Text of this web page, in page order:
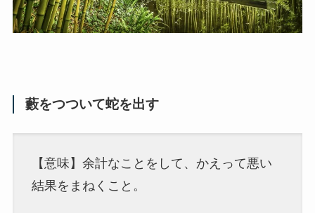
藪をつついて蛇を出す
【意味】余計なことをして、かえって悪い
結果をまねくこと。